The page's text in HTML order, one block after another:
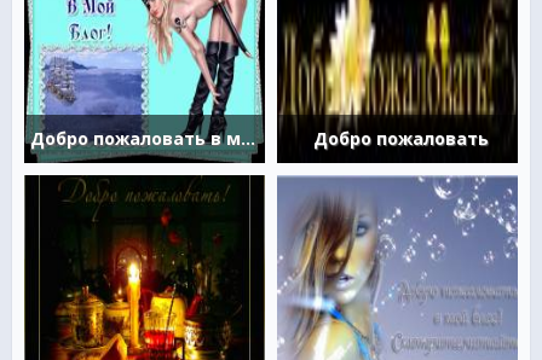
Добро пожаловать в мой блог Добро пожаловать